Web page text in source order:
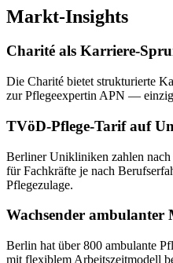
Markt-Insights
Charité als Karriere-
Die Charité bietet strukturierte
zur Pflegeexpertin APN —
TVöD-Pflege-Tarif auf
Berliner Unikliniken zahlen
für Fachkräfte je nach
Pflegezulage.
Wachsender ambulanter
Berlin hat über 800 ambulante
mit flexiblem Arbeitszeitmodell